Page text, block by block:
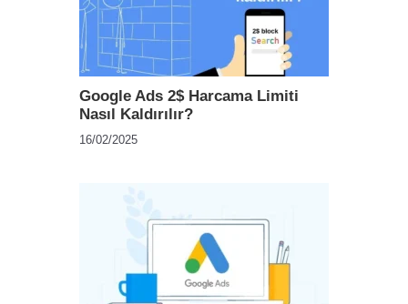
Google Ads 2$ Harcama Limiti
Nasıl Kaldırılır?
16/02/2025